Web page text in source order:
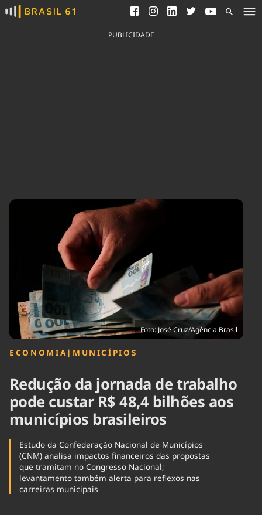
Ver todas as notícias
Saneamento
Indicadores
Tecnologia
Comportamento
Cultura
Economia
Educação
Infraestrutura
Internacional
PUBLICIDADE
Foto: José Cruz/Agência Brasil
ECONOMIA | MUNICÍPIOS
Redução da jornada de trabalho
pode custar R$ 48,4 bilhões aos
municípios brasileiros
Estudo da Confederação Nacional de Municípios
(CNM) analisa impactos financeiros das propostas
que tramitam no Congresso Nacional;
levantamento também alerta para reflexos nas
carreiras municipais